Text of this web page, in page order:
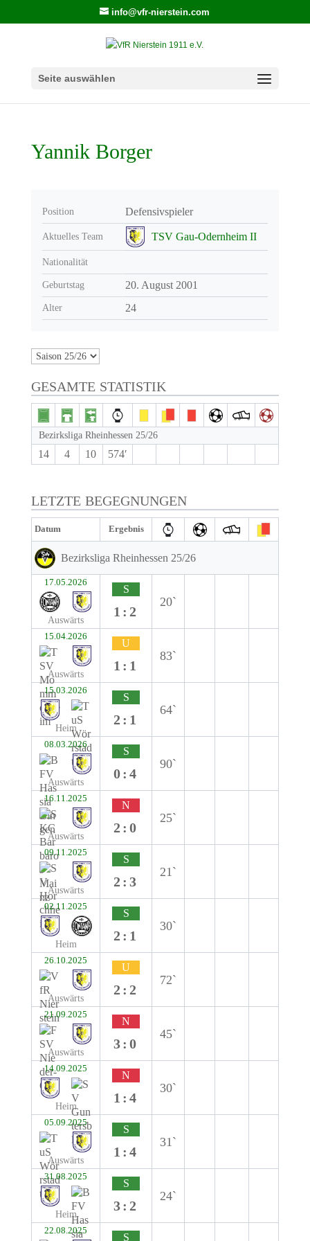
info@vfr-nierstein.com
Seite auswählen
Yannik Borger
Position Defensivspieler
Aktuelles Team TSV Gau-Odernheim II
Nationalität
Geburtstag 20. August 2001
Alter 24
GESAMTE STATISTIK
Bezirksliga Rheinhessen 25/26
14 4 10 574′
LETZTE BEGEGNUNGEN
Datum Ergebnis
Bezirksliga Rheinhessen 25/26
17.05.2026
Auswärts
S
1:2
20`
15.04.2026
Auswärts
U
1:1
83`
15.03.2026
Heim
S
2:1
64`
08.03.2026
Auswärts
S
0:4
90`
16.11.2025
Auswärts
N
2:0
25`
09.11.2025
Auswärts
S
2:3
21`
02.11.2025
Heim
S
2:1
30`
26.10.2025
Auswärts
U
2:2
72`
21.09.2025
Auswärts
N
3:0
45`
14.09.2025
Heim
N
1:4
30`
05.09.2025
Auswärts
S
1:4
31`
31.08.2025
Heim
S
3:2
24`
22.08.2025
S